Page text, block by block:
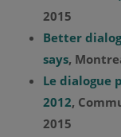
2015
Better
says,
Le dialogue
2012,
2015